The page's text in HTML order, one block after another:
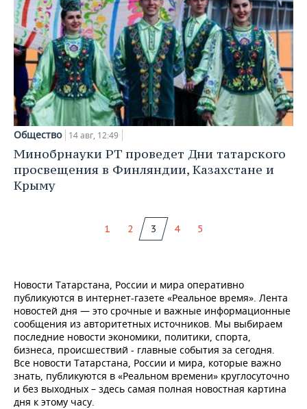
Общество 14 авг, 12:49
Минобрнауки РТ проведет Дни татарского
просвещения в Финляндии, Казахстане и
Крыму
1 2 3 4 5
Новости Татарстана, России и мира оперативно
публикуются в интернет-газете «Реальное время». Лента
новостей дня — это срочные и важные информационные
сообщения из авторитетных источников. Мы выбираем
последние новости экономики, политики, спорта,
бизнеса, происшествий - главные события за сегодня.
Все новости Татарстана, России и мира, которые важно
знать, публикуются в «Реальном времени» круглосуточно
и без выходных – здесь самая полная новостная картина
дня к этому часу.